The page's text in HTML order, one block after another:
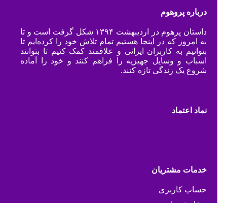
درباره پروهوم
داستان پرهوم در اردیبهشت ۱۳۹۴ شکل گرفت است و تا
به امروز که در اینجا هستیم تمام تلاش خود را کرده‌ایم تا
بتوانیم به کاربران ایرانی و علاقمند کمک کنیم تا بتوانند
اسباب و وسایل جهیزیه را فراهم کنند و خود را آماده
شروع یک زندگی تازه کنند.
نماد اعتماد
خدمات مشتریان
حساب کاربری